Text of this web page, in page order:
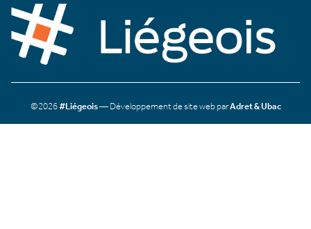
©2026#Liégeois— Développement de site web parAdret & Ubac